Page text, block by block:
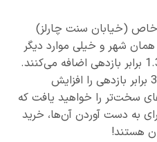
مجموعه‌های ساده‌تر از 1.1 تا 1.3 برابر بازدهی اضافه می‌کنند.
مجموعه‌های سخت‌تر از 1.5 تا 3 برابر بازدهی را افزایش
سخت‌تر را خواهید یافت که
به دست آوردن آن‌ها، خرید
هستند!